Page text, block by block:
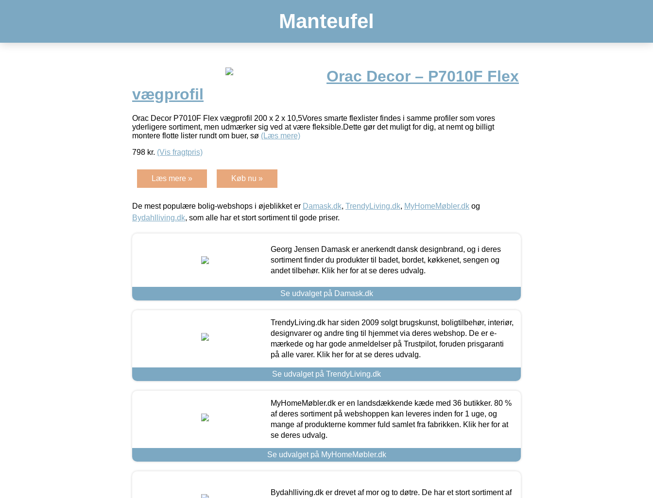
Manteufel
Orac Decor – P7010F Flex
vægprofil
Orac Decor P7010F Flex vægprofil 200 x 2 x 10,5Vores smarte flexlister findes i samme profiler som vores
yderligere sortiment, men udmærker sig ved at være fleksible.Dette gør det muligt for dig, at nemt og billigt
montere flotte lister rundt om buer, sø (Læs mere)
798 kr. (Vis fragtpris)
Læs mere » Køb nu »
De mest populære bolig-webshops i øjeblikket er Damask.dk, TrendyLiving.dk, MyHomeMøbler.dk og
Bydahlliving.dk, som alle har et stort sortiment til gode priser.
Georg Jensen Damask er anerkendt dansk designbrand, og i deres
sortiment finder du produkter til badet, bordet, køkkenet, sengen og
andet tilbehør. Klik her for at se deres udvalg.
Se udvalget på Damask.dk
TrendyLiving.dk har siden 2009 solgt brugskunst, boligtilbehør, interiør,
designvarer og andre ting til hjemmet via deres webshop. De er e-
mærkede og har gode anmeldelser på Trustpilot, foruden prisgaranti
på alle varer. Klik her for at se deres udvalg.
Se udvalget på TrendyLiving.dk
MyHomeMøbler.dk er en landsdækkende kæde med 36 butikker. 80 %
af deres sortiment på webshoppen kan leveres inden for 1 uge, og
mange af produkterne kommer fuld samlet fra fabrikken. Klik her for at
se deres udvalg.
Se udvalget på MyHomeMøbler.dk
Bydahlliving.dk er drevet af mor og to døtre. De har et stort sortiment af